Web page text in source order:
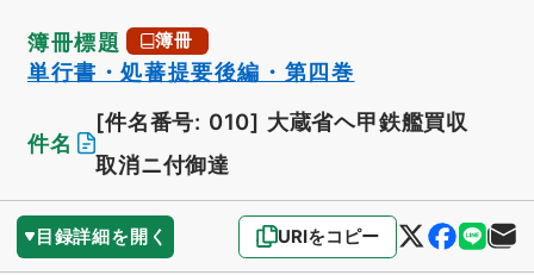
簿冊標題 簿冊
単行書・処蕃提要後編・第四巻
件名
[件名番号: 010] 大蔵省ヘ甲鉄艦買収
取消ニ付御達
目録詳細を開く URIをコピー